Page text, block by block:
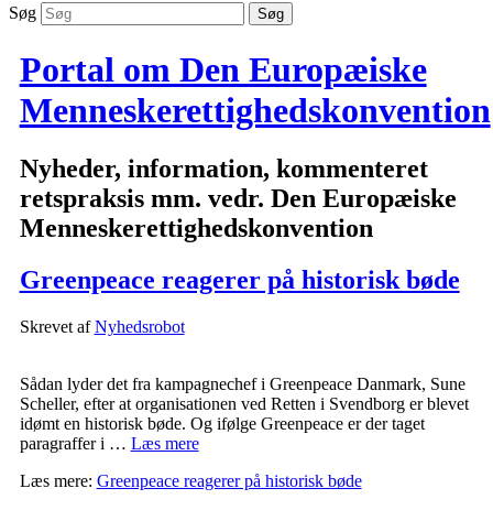
Søg
Portal om Den Europæiske
Menneskerettighedskonvention
Nyheder, information, kommenteret
retspraksis mm. vedr. Den Europæiske
Menneskerettighedskonvention
Greenpeace reagerer på historisk bøde
Skrevet afNyhedsrobot
Sådan lyder det fra kampagnechef i Greenpeace Danmark, Sune
Scheller, efter at organisationen ved Retten i Svendborg er blevet
idømt en historisk bøde. Og ifølge Greenpeace er der taget
paragraffer i … Læs mere
Læs mere: Greenpeace reagerer på historisk bøde